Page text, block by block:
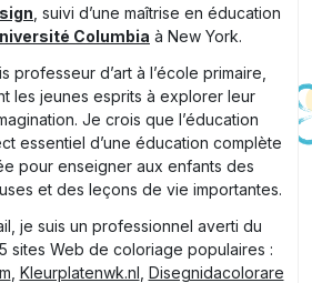
, suivi d’une maîtrise en éducation
Columbia à New York.
professeur d’art à l’école primaire,
les jeunes esprits à explorer leur
Je crois que l’éducation
essentiel d’une éducation complète
pour enseigner aux enfants des
et des leçons de vie importantes.
je suis un professionnel averti du
sites Web de coloriage populaires :
Kleurplatenwk.nl Disegnidacolorare